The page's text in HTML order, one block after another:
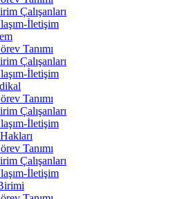
Çalışanları
İletişim
Tanımı
Çalışanları
İletişim
Tanımı
Çalışanları
İletişim
Tanımı
Çalışanları
İletişim